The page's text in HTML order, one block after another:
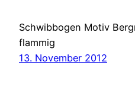
Schwibbogen Motiv
flammig
13. November 2012